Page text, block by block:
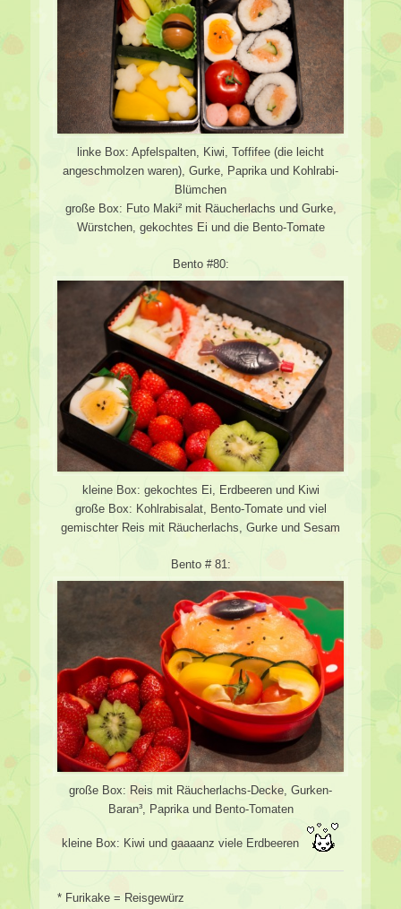
linke Box: Apfelspalten, Kiwi, Toffifee (die leicht
angeschmolzen waren), Gurke, Paprika und Kohlrabi-
Blümchen
große Box: Futo Maki² mit Räucherlachs und Gurke,
Würstchen, gekochtes Ei und die Bento-Tomate
Bento #80:
kleine Box: gekochtes Ei, Erdbeeren und Kiwi
große Box: Kohlrabisalat, Bento-Tomate und viel
gemischter Reis mit Räucherlachs, Gurke und Sesam
Bento # 81:
große Box: Reis mit Räucherlachs-Decke, Gurken-
Baran³, Paprika und Bento-Tomaten
kleine Box: Kiwi und gaaaanz viele Erdbeeren
* Furikake = Reisgewürz